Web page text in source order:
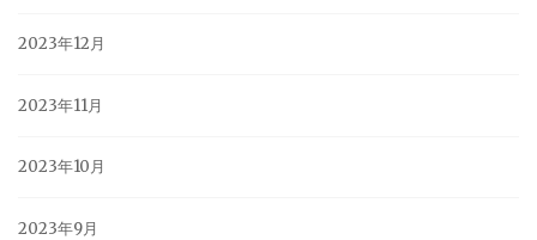
2023年12月
2023年11月
2023年10月
2023年9月